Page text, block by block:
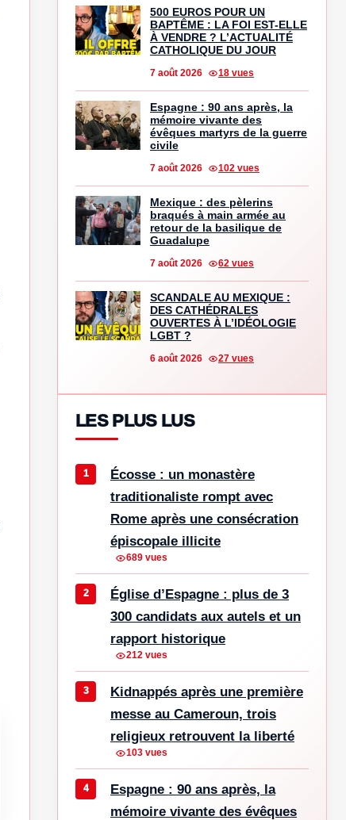
500 EUROS POUR UN
BAPTÊME : LA FOI EST-ELLE
À VENDRE ? L’ACTUALITÉ
CATHOLIQUE DU JOUR
7 août 2026 18 vues
Espagne : 90 ans après, la
mémoire vivante des
évêques martyrs de la guerre
civile
7 août 2026 102 vues
Mexique : des pèlerins
braqués à main armée au
retour de la basilique de
Guadalupe
7 août 2026 62 vues
SCANDALE AU MEXIQUE :
DES CATHÉDRALES
OUVERTES À L’IDÉOLOGIE
LGBT ?
6 août 2026 27 vues
LES PLUS LUS
Écosse : un monastère
traditionaliste rompt avec
Rome après une consécration
épiscopale illicite
689 vues
Église d’Espagne : plus de 3
300 candidats aux autels et un
rapport historique
212 vues
Kidnappés après une première
messe au Cameroun, trois
religieux retrouvent la liberté
103 vues
Espagne : 90 ans après, la
mémoire vivante des évêques